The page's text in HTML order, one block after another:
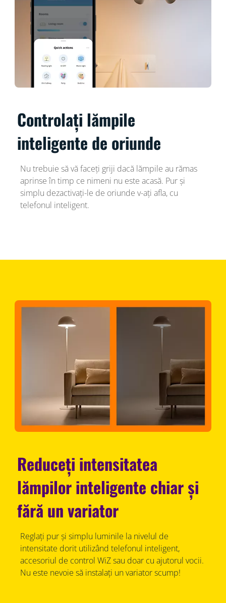
Controlați lămpile
inteligente de oriunde
Nu trebuie să vă faceți griji dacă lămpile au rămas
aprinse în timp ce nimeni nu este acasă. Pur și
simplu dezactivați-le de oriunde v-ați afla, cu
telefonul inteligent.
Reduceți intensitatea
lămpilor inteligente chiar și
fără un variator
Reglați pur și simplu luminile la nivelul de
intensitate dorit utilizând telefonul inteligent,
accesoriul de control WiZ sau doar cu ajutorul vocii.
Nu este nevoie să instalați un variator scump!